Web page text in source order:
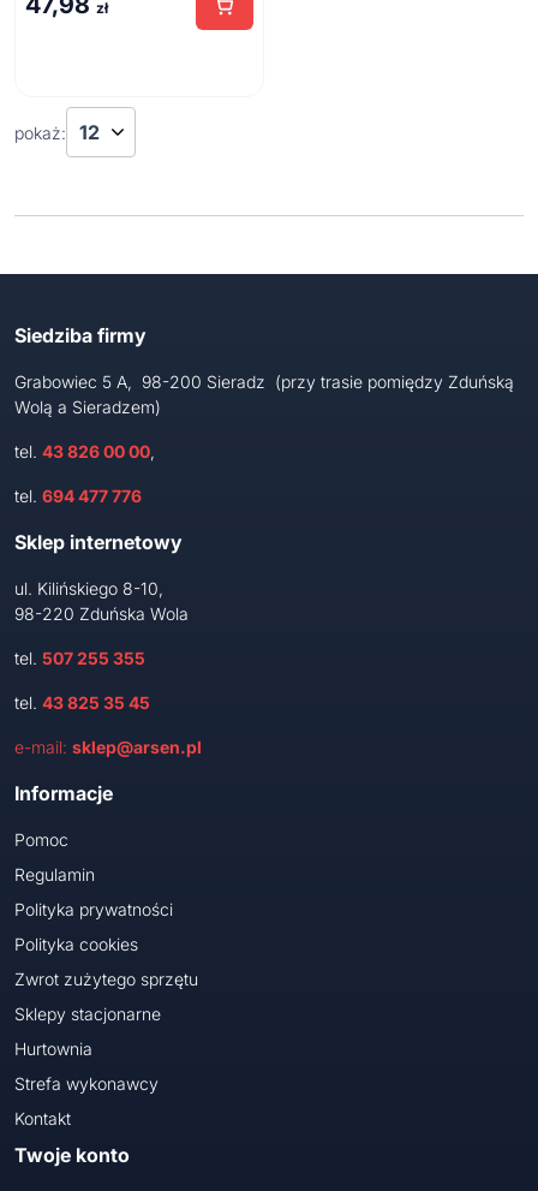
zł
pokaż:
Siedziba firmy
Grabowiec 5 A, 98-200 Sieradz (przy trasie pomiędzy Zduńską
Wolą a Sieradzem)
tel. 43 826 00 00,
tel. 694 477 776
Sklep internetowy
ul. Kilińskiego 8-10,
98-220 Zduńska Wola
tel. 507 255 355
tel. 43 825 35 45
e-mail: sklep@arsen.pl
Informacje
Pomoc
Regulamin
Polityka prywatności
Polityka cookies
Zwrot zużytego sprzętu
Sklepy stacjonarne
Hurtownia
Strefa wykonawcy
Kontakt
Twoje konto